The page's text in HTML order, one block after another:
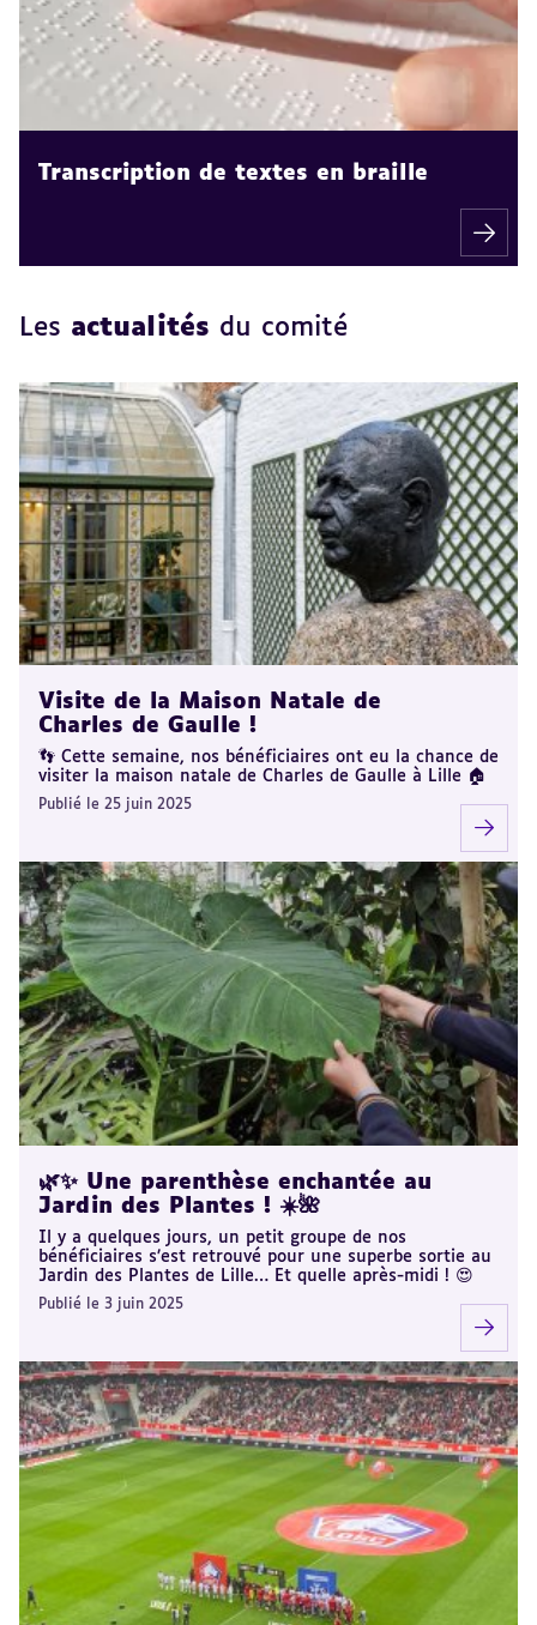
Transcription de textes en braille
Les actualités du comité
Visite de la Maison Natale de
Charles de Gaulle !
👣 Cette semaine, nos bénéficiaires ont eu la chance de
visiter la maison natale de Charles de Gaulle à Lille 🏠
Publié le 25 juin 2025
🌿✨ Une parenthèse enchantée au
Jardin des Plantes ! ☀️🌺
Il y a quelques jours, un petit groupe de nos
bénéficiaires s’est retrouvé pour une superbe sortie au
Jardin des Plantes de Lille… Et quelle après-midi ! 😍
Publié le 3 juin 2025